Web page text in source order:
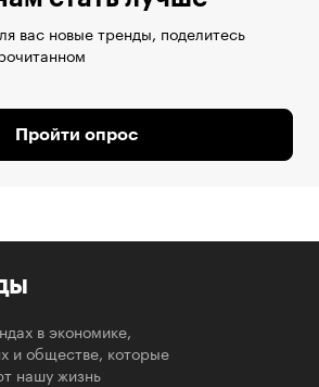
вас новые тренды, поделитесь
Пройти опрос
в экономике,
и обществе, которые
нашу жизнь